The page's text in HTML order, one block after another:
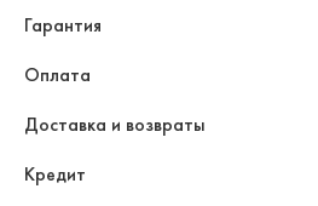
Гарантия
Оплата
Доставка и возвраты
Кредит